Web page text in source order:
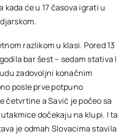
kada će u 17 časova igrati u
razlikom u klasi. Pored 13
bar šest – sedam stativa I
zadovoljni konačnim
posle prve potpuno
četvrtine a Savić je počeo sa
dočekaju na klupi. I ta
je odmah Slovacima stavila